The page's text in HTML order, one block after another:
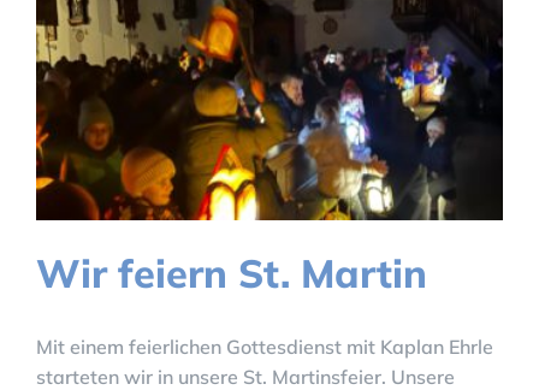
Wir feiern St. Martin
Mit einem feierlichen Gottesdienst mit Kaplan Ehrle
starteten wir in unsere St. Martinsfeier. Unsere